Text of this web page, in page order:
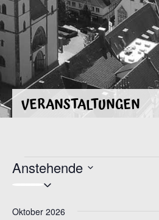
VERANSTALTUNGEN
Anstehende
Oktober 2026